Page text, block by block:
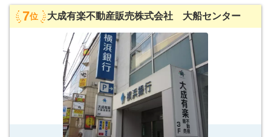
7位 大成有楽不動産販売株式会社 大船センター